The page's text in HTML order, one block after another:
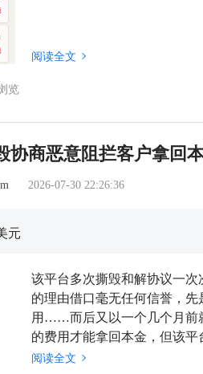
阅读全文
览
协商恶意阻拦客户拿回
2026-07-30 22:26:36
元
该平台多次撕毁和解协议一
的理由借口毫无任何信誉，
用……而后又以一个几个月前
的费用才能拿回本金，但该
的部分作为我方本金可进行
阅读全文